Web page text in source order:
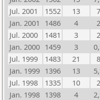
Jul. 2001
1552 13
7
Jan. 2001
1486 4
2
Jul. 2000
1481 3
2
Jan. 2000 1459 3
Jul. 1999
1483 21
8
Jan. 1999 1396 13
Jul. 1998
1335 10
2
Jan. 1998 1398 4